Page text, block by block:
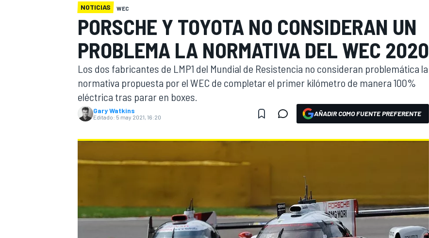
INDYCAR
NOTICIAS WEC
PORSCHE Y TOYOTA NO CONSIDERAN UN
PROBLEMA LA NORMATIVA DEL WEC 2020
Los dos fabricantes de LMP1 del Mundial de Resistencia no consideran problemática la
normativa propuesta por el WEC de completar el primer kilómetro de manera 100%
eléctrica tras parar en boxes.
Gary Watkins
Editado: 5 may 2021, 16:20 AÑADIR COMO FUENTE PREFERENTE